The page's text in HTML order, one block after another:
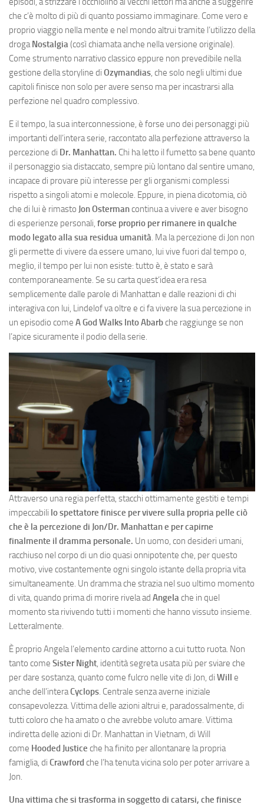
che c’è molto di più di quanto possiamo immaginare. Come vero e
proprio viaggio nella mente e nel mondo altrui tramite l’utilizzo della
drogaNostalgia(così chiamata anche nella versione originale).
Come strumento narrativo classico eppure non prevedibile nella
gestione della storyline di Ozymandias, che solo negli ultimi due
capitoli finisce non solo per avere senso ma per incastrarsi alla
perfezione nel quadro complessivo.
E il tempo, la sua interconnessione, è forse uno dei personaggi più
importanti dell’intera serie, raccontato alla perfezione attraverso la
percezione di Dr. Manhattan. Chi ha letto il fumetto sa bene quanto
il personaggio sia distaccato, sempre più lontano dal sentire umano,
incapace di provare più interesse per gli organismi complessi
rispetto a singoli atomi e molecole. Eppure, in piena dicotomia, ciò
che di lui è rimasto Jon Ostermancontinua a vivere e aver bisogno
di esperienze personali, forse proprio per rimanere in qualche
modo legato alla sua residua umanità. Ma la percezione di Jon non
gli permette di vivere da essere umano, lui vive fuori dal tempo o,
meglio, il tempo per lui non esiste: tutto è, è stato e sarà
contemporaneamente. Se su carta quest’idea era resa
semplicemente dalle parole di Manhattan e dalle reazioni di chi
interagiva con lui, Lindelof va oltre e ci fa vivere la sua percezione in
un episodio come A God Walks Into Abarbche raggiunge se non
l’apice sicuramente il podio della serie.
Attraverso una regia perfetta, stacchi ottimamente gestiti e tempi
impeccabili lo spettatore finisce per vivere sulla propria pelle ciò
che è la percezione di Jon/Dr. Manhattan e per capirne
finalmente il dramma personale. Un uomo, con desideri umani,
racchiuso nel corpo di un dio quasi onnipotente che, per questo
motivo, vive costantemente ogni singolo istante della propria vita
simultaneamente. Un dramma che strazia nel suo ultimo momento
di vita, quando prima di morire rivela ad Angelache in quel
momento sta rivivendo tutti i momenti che hanno vissuto insieme.
Letteralmente.
È proprio Angela l’elemento cardine attorno a cui tutto ruota. Non
tanto come Sister Night, identità segreta usata più per sviare che
per dare sostanza, quanto come fulcro nelle vite di Jon, di Will e
anche dell’interaCyclops. Centrale senza averne iniziale
consapevolezza. Vittima delle azioni altrui e, paradossalmente, di
tutti coloro che ha amato o che avrebbe voluto amare. Vittima
indiretta delle azioni di Dr. Manhattan in Vietnam, di Will
come Hooded Justice che ha finito per allontanare la propria
famiglia, di Crawford che l’ha tenuta vicina solo per poter arrivare a
Jon.
Una vittima che si trasforma in soggetto di catarsi, che finisce